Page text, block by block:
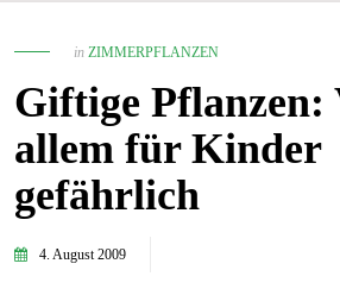
in ZIMMERPFLANZEN
Giftige Pflanzen:
allem für Kinder
gefährlich
4. August 2009